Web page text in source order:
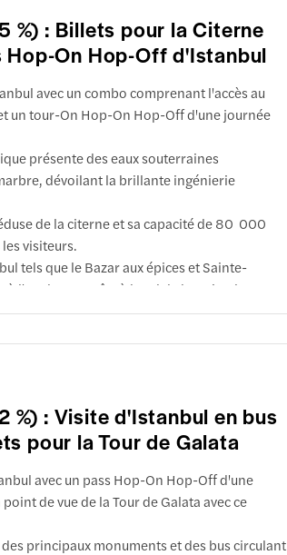
%) : Billets pour la Citerne
Hop-On Hop-Off d'Istanbul
avec un combo comprenant l'accès au
un tour-On Hop-On Hop-Off d'une journée
présente des eaux souterraines
dévoilant la brillante ingénierie
de la citerne et sa capacité de 80 000
visiteurs.
tels que le Bazar aux épices et Sainte-
l'un des 11 arrêts à bord de bus circulant
%) : Visite d'Istanbul en bus
pour la Tour de Galata
avec un pass Hop-On Hop-Off d'une
de vue de la Tour de Galata avec ce
principaux monuments et des bus circulant